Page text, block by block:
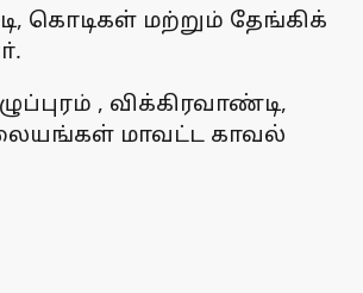
கொடிகள் மற்றும் தேங்கிக்
, விக்கிரவாண்டி,
மாவட்ட காவல்